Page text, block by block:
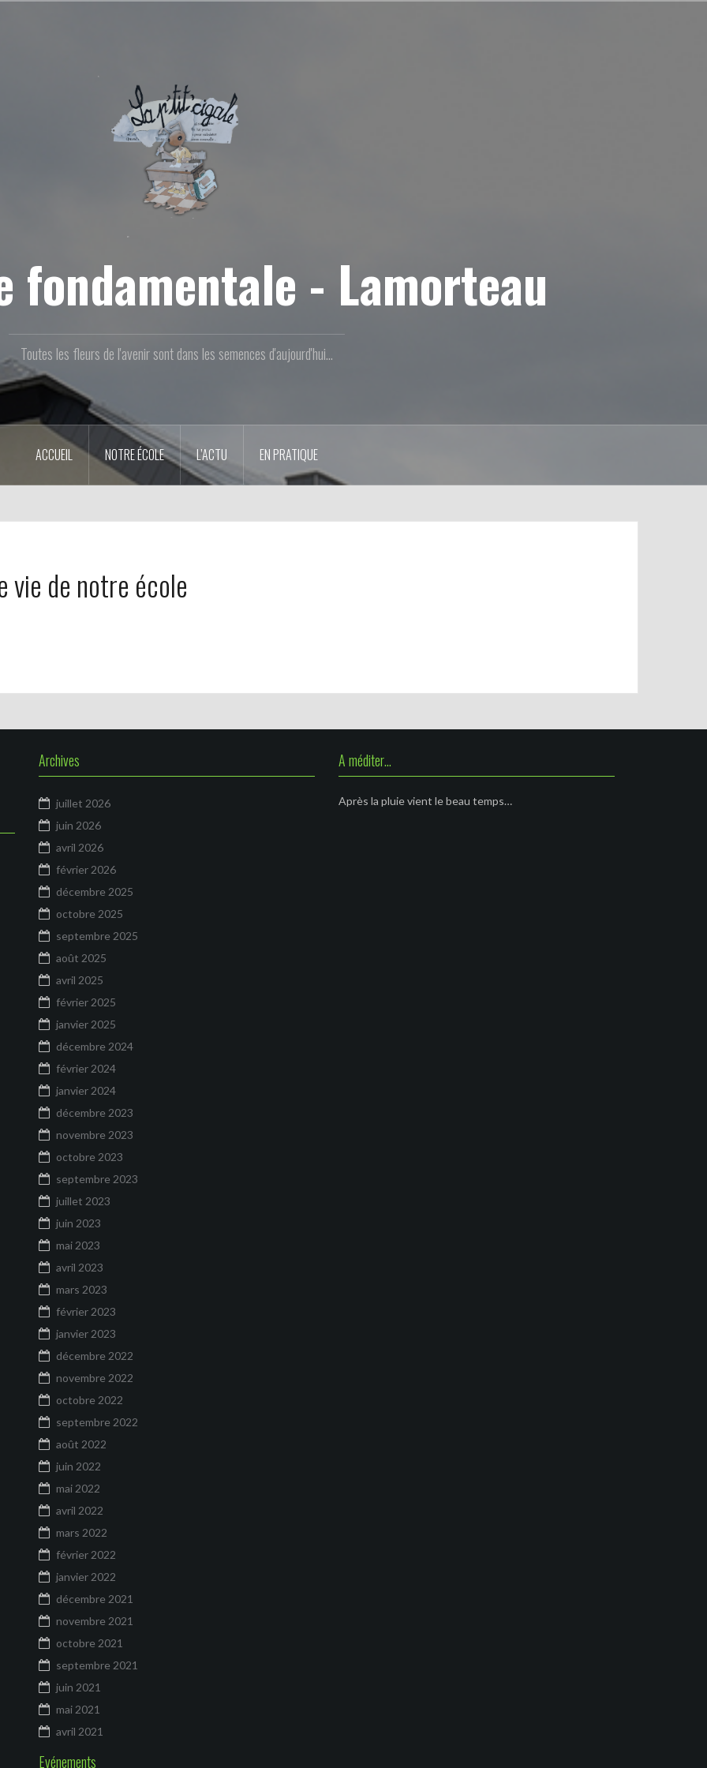
fondamentale - Lamorteau
Toutes les fleurs de l'avenir sont dans les semences d'aujourd'hui...
ACCUEIL NOTRE ÉCOLE L’ACTU EN PRATIQUE
vie de notre école
Archives
juillet 2026
juin 2026
avril 2026
février 2026
décembre 2025
octobre 2025
septembre 2025
août 2025
avril 2025
février 2025
janvier 2025
décembre 2024
février 2024
janvier 2024
décembre 2023
novembre 2023
octobre 2023
septembre 2023
juillet 2023
juin 2023
mai 2023
avril 2023
mars 2023
février 2023
janvier 2023
décembre 2022
novembre 2022
octobre 2022
septembre 2022
août 2022
juin 2022
mai 2022
avril 2022
mars 2022
février 2022
janvier 2022
décembre 2021
novembre 2021
octobre 2021
septembre 2021
juin 2021
mai 2021
avril 2021
Evénements
A méditer…
Après la pluie vient le beau temps…